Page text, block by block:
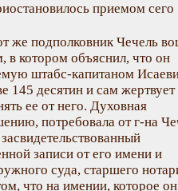
приемом сего
же подполковник Чечель
в котором объяснил, что он
штабс-капитаном
145 десятин и сам жертвует
ее от него. Духовная
потребовала от г-на
записи от его имени и
суда, старшего
что на имении, которое